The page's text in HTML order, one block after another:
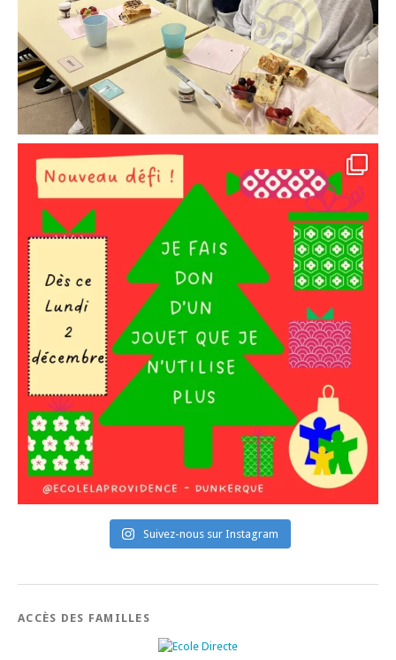
Suivez-nous sur Instagram
ACCÈS DES FAMILLES